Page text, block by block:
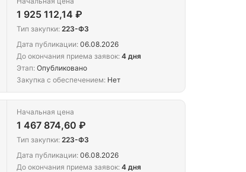
1 925 112,14 ₽
Тип закупки: 223-ФЗ
Дата публикации: 06.08.2026
До окончания приема заявок: 4 дня
Этап: Опубликовано
Закупка с обеспечением: Нет
Начальная цена
1 467 874,60 ₽
Тип закупки: 223-ФЗ
Дата публикации: 06.08.2026
До окончания приема заявок: 4 дня